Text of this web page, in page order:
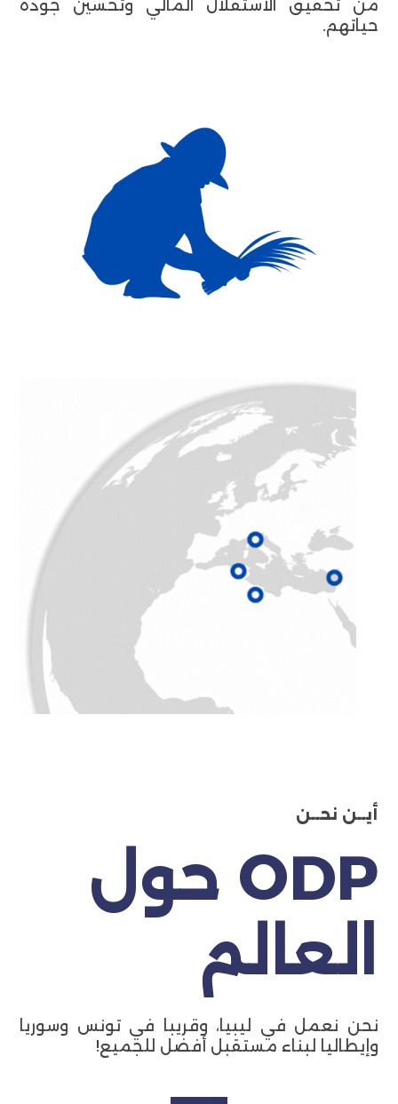
من تحقيق الاستقلال المالي وتحسين جودة
حياتهم.
أيــن نحــن
ODP حول
العالم
نحن نعمل في ليبيا، وقريبا في تونس وسوريا
وإيطاليا لبناء مستقبل أفضل للجميع!